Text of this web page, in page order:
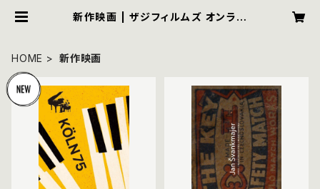
新作映画 | ザジフィルムズ オンライ
HOME
新作映画